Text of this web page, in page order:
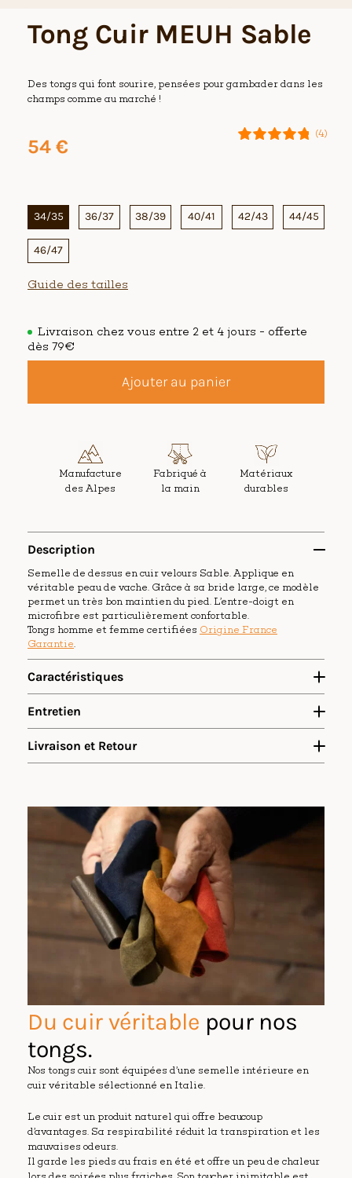
Tong Cuir MEUH Sable
Des tongs qui font sourire, pensées pour gambader dans les
champs comme au marché !
54 €
(4)
Manufacture
des Alpes
Fabriqué à
la main
Matériaux
durables
34/35 36/37 38/39 40/41 42/43 44/45
46/47
Guide des tailles
Livraison chez vous entre 2 et 4 jours - offerte
dès 79€
Ajouter au panier
Description
Semelle de dessus en cuir velours Sable. Applique en
véritable peau de vache. Grâce à sa bride large, ce modèle
permet un très bon maintien du pied. L’entre-doigt en
microfibre est particulièrement confortable.
Tongs homme et femme certifiées Origine France
Garantie.
Caractéristiques
Semelle intérieure en cuir velours Sable..
Doublure dessus en micro-fibre.
Semelle en EVA expansé épaisseur 11mm.
Entretien
Livraison et Retour
Du cuir véritable pour nos
tongs.
Nos tongs cuir sont équipées d’une semelle intérieure en
cuir véritable sélectionné en Italie.
Le cuir est un produit naturel qui offre beaucoup
d’avantages. Sa respirabilité réduit la transpiration et les
mauvaises odeurs.
Il garde les pieds au frais en été et offre un peu de chaleur